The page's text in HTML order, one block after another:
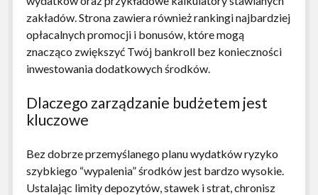
zakładów. Strona zawiera również rankingi najbardziej
opłacalnych promocji i bonusów, które mogą
znacząco zwiększyć Twój bankroll bez konieczności
inwestowania dodatkowych środków.
Dlaczego zarządzanie budżetem jest
kluczowe
Bez dobrze przemyślanego planu wydatków ryzyko
szybkiego “wypalenia” środków jest bardzo wysokie.
Ustalając limity depozytów, stawek i strat, chronisz